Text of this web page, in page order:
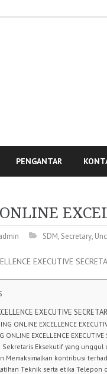
PENGANTAR
SDM, Secretary,
EXECUTIVE
EXECUTIVE
ONLINE EXCELLENCE
ONLINE EXCELLENCE EXECUTIVE
Sekretaris Eksekutif yang unggul
Memaksimalkan kontribusi
Teknik serta etika Telepon